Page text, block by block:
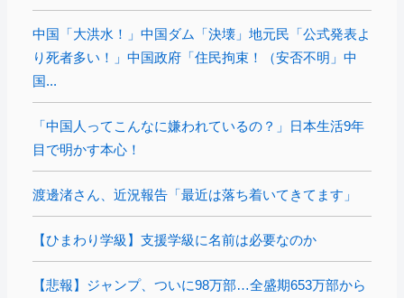
中国「大洪水！」中国ダム「決壊」地元民「公式発表よ
り死者多い！」中国政府「住民拘束！（安否不明」中
国...
「中国人ってこんなに嫌われているの？」日本生活9年
目で明かす本心！
渡邊渚さん、近況報告「最近は落ち着いてきてます」
【ひまわり学級】支援学級に名前は必要なのか
【悲報】ジャンプ、ついに98万部…全盛期653万部から